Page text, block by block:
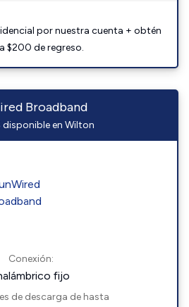
por nuestra cuenta + obtén
$200 de regreso.
Broadband
disponible en Wilton
Conexión:
fijo
de descarga de hasta